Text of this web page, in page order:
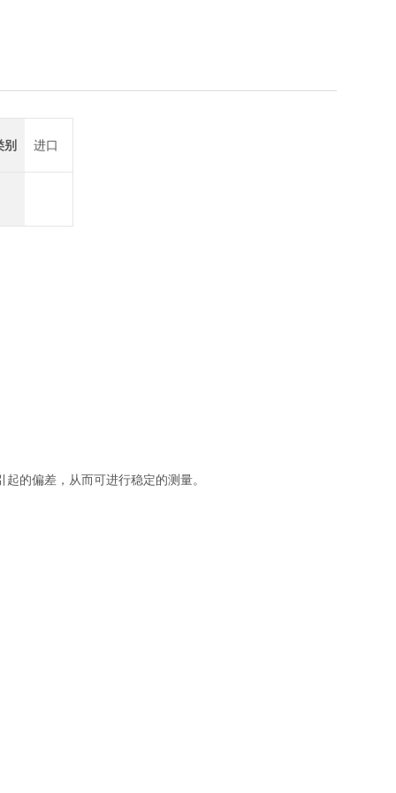
别 进口
的偏差，从而可进行稳定的测量。